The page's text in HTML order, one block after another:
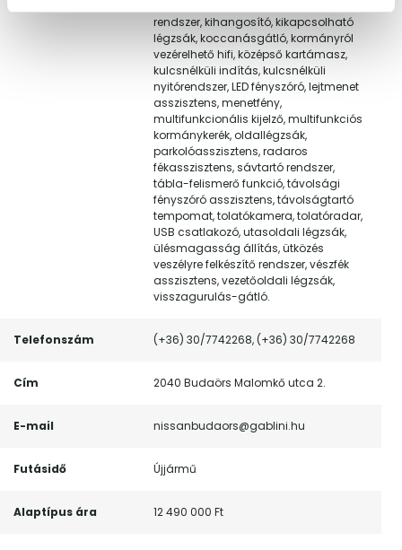
rendszer, kihangosító, kikapcsolható
légzsák, koccanásgátló, kormányról
vezérelhető hifi, középső kartámasz,
kulcsnélküli indítás, kulcsnélküli
nyitórendszer, LED fényszóró, lejtmenet
asszisztens, menetfény,
multifunkcionális kijelző, multifunkciós
kormánykerék, oldallégzsák,
parkolóasszisztens, radaros
fékasszisztens, sávtartó rendszer,
tábla-felismerő funkció, távolsági
fényszóró asszisztens, távolságtartó
tempomat, tolatókamera, tolatóradar,
USB csatlakozó, utasoldali légzsák,
ülésmagasság állítás, ütközés
veszélyre felkészítő rendszer, vészfék
asszisztens, vezetőoldali légzsák,
visszagurulás-gátló.
Telefonszám (+36) 30/7742268, (+36) 30/7742268
Cím 2040 Budaörs Malomkő utca 2.
E-mail nissanbudaors@gablini.hu
Futásidő Újjármű
Alaptípus ára 12 490 000 Ft